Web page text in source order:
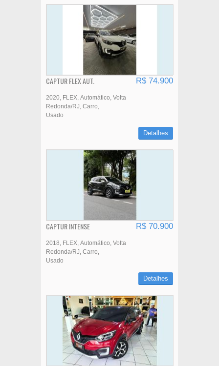
CAPTUR FLEX AUT. R$ 74.900
2020 FLEX Automático Volta
Redonda/RJ Carro
Usado
Detalhes
CAPTUR INTENSE R$ 70.900
2018 FLEX Automático Volta
Redonda/RJ Carro
Usado
Detalhes